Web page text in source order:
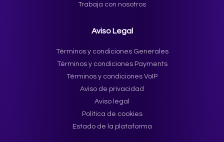
Trabaja con nosotros
Aviso Legal
Términos y condiciones Generales
Términos y condiciones Payments
Términos y condiciones VoIP
Aviso de privacidad
Aviso legal
Política de cookies
Estado de la plataforma